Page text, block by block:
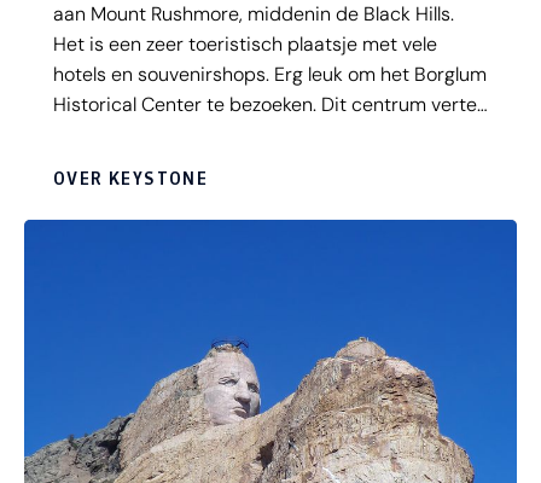
aan Mount Rushmore, middenin de Black Hills.
Het is een zeer toeristisch plaatsje met vele
hotels en souvenirshops. Erg leuk om het Borglum
Historical Center te bezoeken. Dit centrum vertelt
OVER KEYSTONE